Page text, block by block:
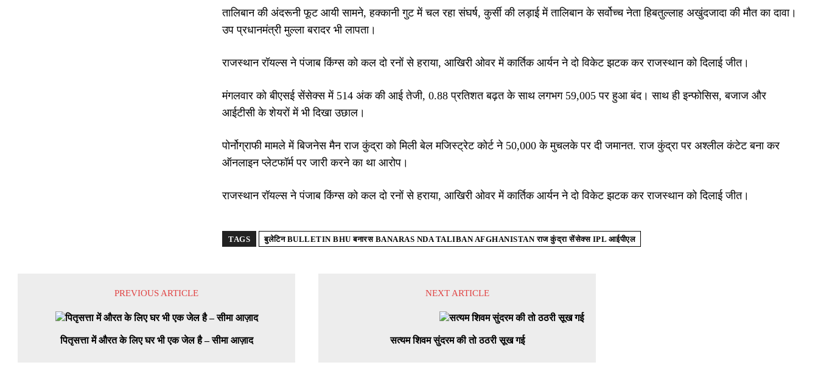
तालिबान की अंदरूनी फूट आयी सामने, हक्कानी गुट में चल रहा संघर्ष, कुर्सी की लड़ाई में तालिबान के सर्वोच्च नेता हिबतुल्लाह अखुंदजादा की मौत का दावा।
उप प्रधानमंत्री मुल्ला बरादर भी लापता।
राजस्थान रॉयल्स ने पंजाब किंग्स को कल दो रनों से हराया, आखिरी ओवर में कार्तिक आर्यन ने दो विकेट झटक कर राजस्थान को दिलाई जीत।
मंगलवार को बीएसई सेंसेक्स में 514 अंक की आई तेजी, 0.88 प्रतिशत बढ़त के साथ लगभग 59,005 पर हुआ बंद। साथ ही इन्फोसिस, बजाज और
आईटीसी के शेयरों में भी दिखा उछाल।
पोर्नोग्राफी मामले में बिजनेस मैन राज कुंद्रा को मिली बेल मजिस्ट्रेट कोर्ट ने 50,000 के मुचलके पर दी जमानत. राज कुंद्रा पर अश्लील कंटेट बना कर
ऑनलाइन प्लेटफॉर्म पर जारी करने का था आरोप।
राजस्थान रॉयल्स ने पंजाब किंग्स को कल दो रनों से हराया, आखिरी ओवर में कार्तिक आर्यन ने दो विकेट झटक कर राजस्थान को दिलाई जीत।
TAGS बुलेटिन BULLETIN BHU बनारस BANARAS NDA TALIBAN AFGHANISTAN राज कुंद्रा सेंसेक्स IPL आईपीएल
PREVIOUS ARTICLE
पितृसत्ता में औरत के लिए घर भी एक जेल है – सीमा आज़ाद
NEXT ARTICLE
सत्यम शिवम सुंदरम की तो ठठरी सूख गई